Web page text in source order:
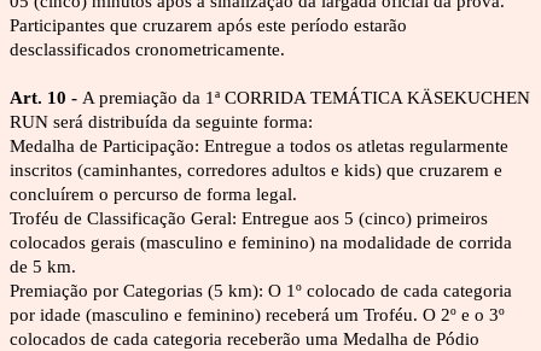
Participantes que cruzarem após este período estarão
desclassificados cronometricamente.
Art. 10 - A premiação da 1ª CORRIDA TEMÁTICA KÄSEKUCHEN
RUN será distribuída da seguinte forma:
Medalha de Participação: Entregue a todos os atletas regularmente
inscritos (caminhantes, corredores adultos e kids) que cruzarem e
concluírem o percurso de forma legal.
Troféu de Classificação Geral: Entregue aos 5 (cinco) primeiros
colocados gerais (masculino e feminino) na modalidade de corrida
de 5 km.
Premiação por Categorias (5 km): O 1º colocado de cada categoria
por idade (masculino e feminino) receberá um Troféu. O 2º e o 3º
colocados de cada categoria receberão uma Medalha de Pódio